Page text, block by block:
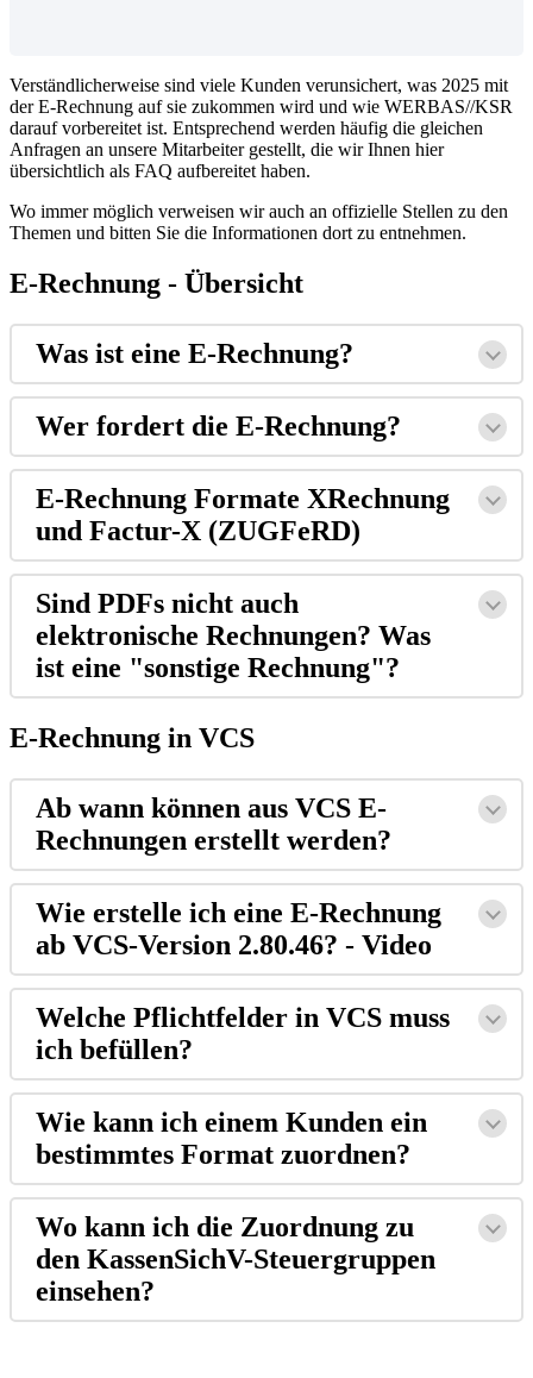
Verständlicherweise sind viele Kunden verunsichert, was 2025 mit
der E-Rechnung auf sie zukommen wird und wie WERBAS//KSR
darauf vorbereitet ist. Entsprechend werden häufig die gleichen
Anfragen an unsere Mitarbeiter gestellt, die wir Ihnen hier
übersichtlich als FAQ aufbereitet haben.
Wo immer möglich verweisen wir auch an offizielle Stellen zu den
Themen und bitten Sie die Informationen dort zu entnehmen.
E-Rechnung - Übersicht
Was ist eine E-Rechnung?
Wer fordert die E-Rechnung?
E-Rechnung Formate XRechnung
und Factur-X (ZUGFeRD)
Sind PDFs nicht auch
elektronische Rechnungen? Was
ist eine "sonstige Rechnung"?
E-Rechnung in VCS
Ab wann können aus VCS E-
Rechnungen erstellt werden?
Wie erstelle ich eine E-Rechnung
ab VCS-Version 2.80.46? - Video
Welche Pflichtfelder in VCS muss
ich befüllen?
Wie kann ich einem Kunden ein
bestimmtes Format zuordnen?
Wo kann ich die Zuordnung zu
den KassenSichV-Steuergruppen
einsehen?